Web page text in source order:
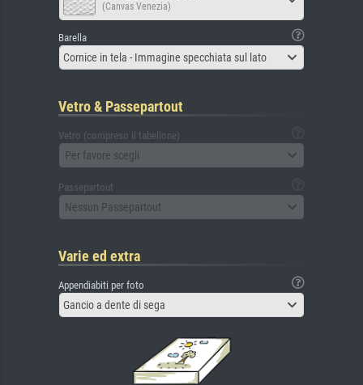
(Canvas Venezia)
Barella
Cornice in tela - Immagine specchiata sul lato
Vetro & Passepartout
Vetro (compreso il tabellone)
Per favore scegli
Passepartout
Nessun Passepartout
Varie ed extra
Appendiabiti per foto
Gancio a dente di sega